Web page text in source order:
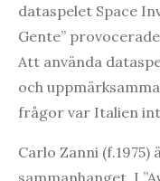
dataspelet Space
Gente”
Att använda
och
frågor var Italien
Carlo Zanni
sammanhanget. I